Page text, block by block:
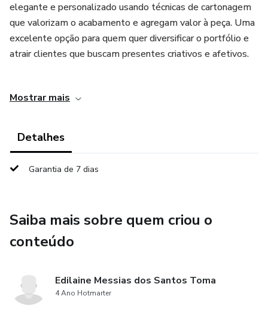
elegante e personalizado usando técnicas de cartonagem
que valorizam o acabamento e agregam valor à peça. Uma
excelente opção para quem quer diversificar o portfólio e
atrair clientes que buscam presentes criativos e afetivos.
lojas de presentes, datas como Dia das Mães, Dia dos
(aniversários, casamentos, batizados). Um verdadeiro
Indicado para quem quer:
- Lucrar com produtos personalizados
- Aumentar o ticket médio com peças que encantam à
Mostrar mais
Detalhes
Garantia de 7 dias
Saiba mais sobre quem criou o
conteúdo
Edilaine Messias dos Santos Toma
4 Ano Hotmarter